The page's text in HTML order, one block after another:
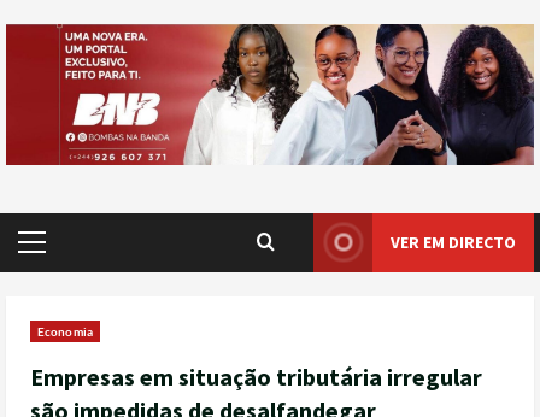
VER EM DIRECTO
Economia
Empresas em situação tributária irregular
são impedidas de desalfandegar